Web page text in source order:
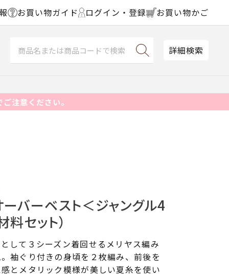
お買い物ガイド ログイン・登録 お買い物かご
詳細検索
注意ください。
ーバーベスト＜ジャングル4
セット）
して３シーズン着回せるメリヤス編み
袖ぐり付きの身頃を２枚編み、前後を
とメタリック模様が美しい夏糸を使い